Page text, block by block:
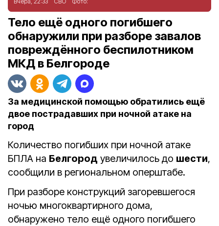
Тело ещё одного погибшего
обнаружили при разборе завалов
повреждённого беспилотником
МКД в Белгороде
За медицинской помощью обратились ещё
двое пострадавших при ночной атаке на
город
Количество погибших при ночной атаке
БПЛА на Белгород увеличилось до шести,
сообщили в региональном оперштабе.
При разборе конструкций загоревшегося
ночью многоквартирного дома,
обнаружено тело ещё одного погибшего